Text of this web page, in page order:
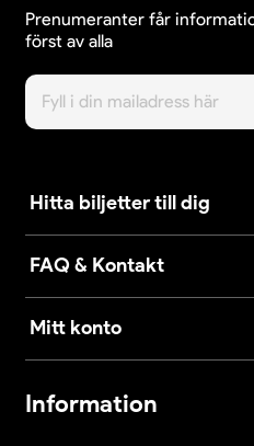
Prenumeranter får
först av alla
Hitta biljetter till dig
FAQ & Kontakt
Mitt konto
Information